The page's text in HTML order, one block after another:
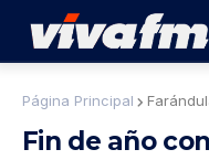
Página Principal
Fin de año